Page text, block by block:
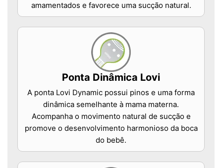
amamentados e favorece uma sucção natural.
Ponta Dinâmica Lovi
A ponta Lovi Dynamic possui pinos e uma forma
dinâmica semelhante à mama materna.
Acompanha o movimento natural de sucção e
promove o desenvolvimento harmonioso da boca
do bebê.